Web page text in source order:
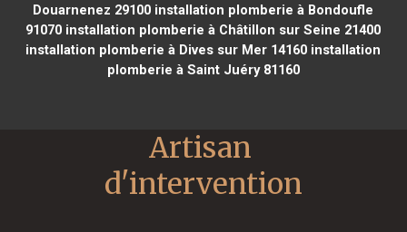
Douarnenez 29100 installation plomberie à Bondoufle
91070 installation plomberie à Châtillon sur Seine 21400
installation plomberie à Dives sur Mer 14160 installation
plomberie à Saint Juéry 81160
Artisan
d'intervention